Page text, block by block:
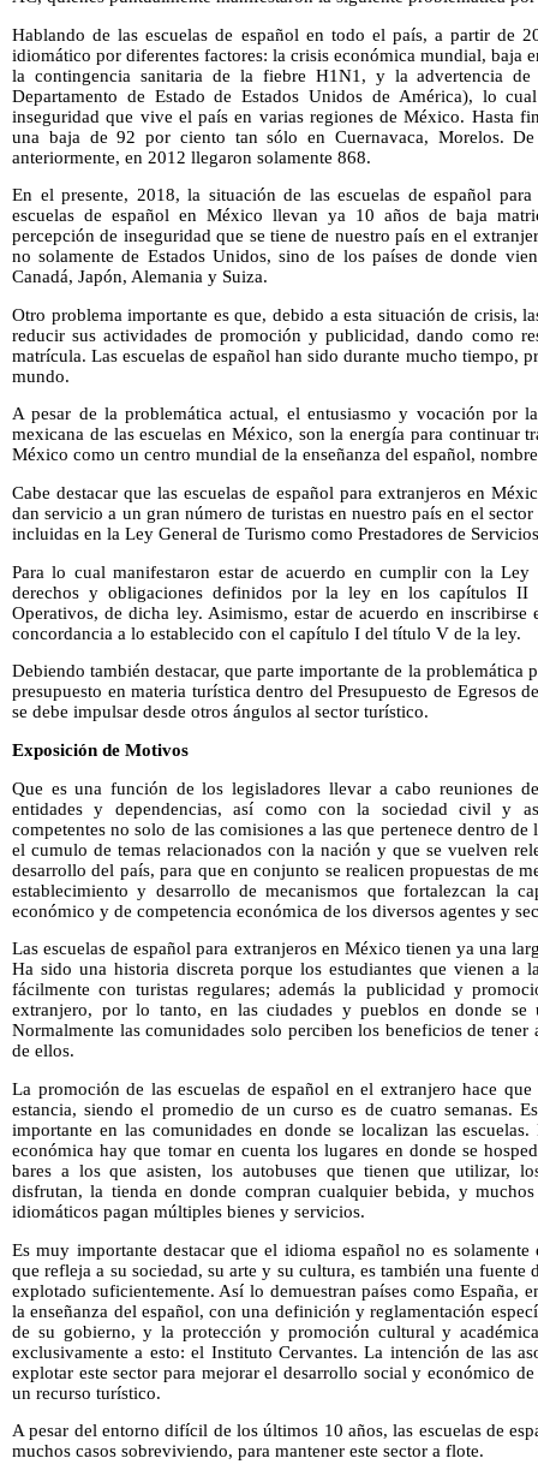
Hablando de las escuelas de español en todo el país, a partir de
idiomático por diferentes factores: la crisis económica mundial, baja
la contingencia sanitaria de la fiebre H1N1, y la advertencia
Departamento de Estado de Estados Unidos de América), lo
inseguridad que vive el país en varias regiones de México. Hasta
una baja de 92 por ciento tan sólo en Cuernavaca, Morelos.
anteriormente, en 2012 llegaron solamente 868.
En el presente, 2018, la situación de las escuelas de español
escuelas de español en México llevan ya 10 años de baja
percepción de inseguridad que se tiene de nuestro país en el
no solamente de Estados Unidos, sino de los países de donde
Canadá, Japón, Alemania y Suiza.
Otro problema importante es que, debido a esta situación de crisis,
reducir sus actividades de promoción y publicidad, dando como
matrícula. Las escuelas de español han sido durante mucho tiempo,
mundo.
A pesar de la problemática actual, el entusiasmo y vocación por
mexicana de las escuelas en México, son la energía para continuar
México como un centro mundial de la enseñanza del español,
Cabe destacar que las escuelas de español para extranjeros en
dan servicio a un gran número de turistas en nuestro país en el
incluidas en la Ley General de Turismo como Prestadores de
Para lo cual manifestaron estar de acuerdo en cumplir con la Ley
derechos y obligaciones definidos por la ley en los capítulos
Operativos, de dicha ley. Asimismo, estar de acuerdo en inscribirse
concordancia a lo establecido con el capítulo I del título V de la ley.
Debiendo también destacar, que parte importante de la problemática
presupuesto en materia turística dentro del Presupuesto de Egresos
se debe impulsar desde otros ángulos al sector turístico.
Exposición de Motivos
Que es una función de los legisladores llevar a cabo reuniones
entidades y dependencias, así como con la sociedad civil y
competentes no solo de las comisiones a las que pertenece dentro
el cumulo de temas relacionados con la nación y que se vuelven
desarrollo del país, para que en conjunto se realicen propuestas de
establecimiento y desarrollo de mecanismos que fortalezcan la
económico y de competencia económica de los diversos agentes y
Las escuelas de español para extranjeros en México tienen ya una
Ha sido una historia discreta porque los estudiantes que vienen a
fácilmente con turistas regulares; además la publicidad y
extranjero, por lo tanto, en las ciudades y pueblos en donde se
Normalmente las comunidades solo perciben los beneficios de tener
de ellos.
La promoción de las escuelas de español en el extranjero hace
estancia, siendo el promedio de un curso es de cuatro semanas.
importante en las comunidades en donde se localizan las
económica hay que tomar en cuenta los lugares en donde se
bares a los que asisten, los autobuses que tienen que utilizar,
disfrutan, la tienda en donde compran cualquier bebida, y
idiomáticos pagan múltiples bienes y servicios.
Es muy importante destacar que el idioma español no es
que refleja a su sociedad, su arte y su cultura, es también una fuente
explotado suficientemente. Así lo demuestran países como España,
la enseñanza del español, con una definición y reglamentación
de su gobierno, y la protección y promoción cultural y
exclusivamente a esto: el Instituto Cervantes. La intención de las
explotar este sector para mejorar el desarrollo social y económico
un recurso turístico.
A pesar del entorno difícil de los últimos 10 años, las escuelas de
muchos casos sobreviviendo, para mantener este sector a flote.